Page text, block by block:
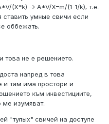
(X*k) -> A*V/X=m/(1-1/k), т.е.
ставить умные свичи если
оббежать.
това не е решението.
напред в това
и там има простори и
към инвестициите,
ме изумяват.
"тупых" свичей на доступе